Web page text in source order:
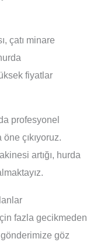
çatı minare
fiyatlar
profesyonel
çıkıyoruz.
artığı, hurda
fazla gecikmeden
gönderimize göz